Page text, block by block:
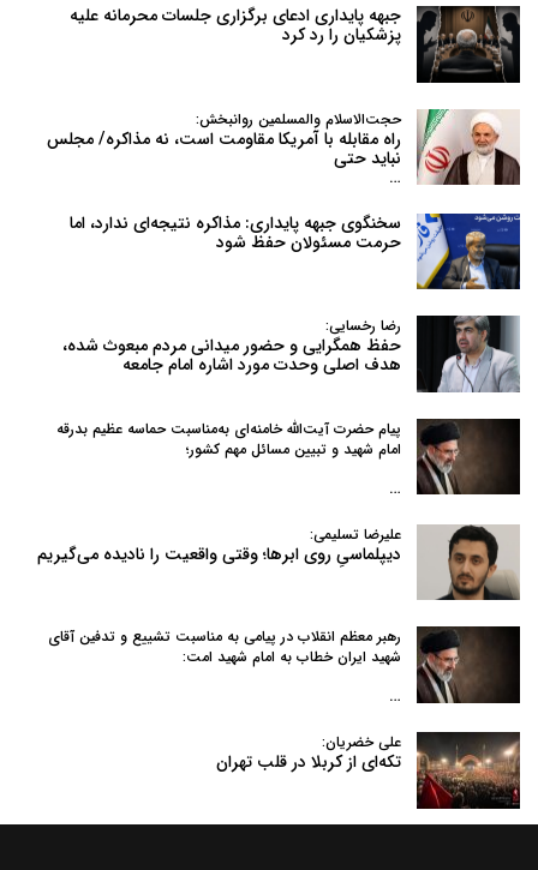
جبهه پایداری ادعای برگزاری جلسات محرمانه علیه
پزشکیان را رد کرد
حجت‌الاسلام والمسلمین روانبخش:
راه مقابله با آمریکا مقاومت است، نه مذاکره/ مجلس
نباید حتی
…
سخنگوی جبهه پایداری: مذاکره نتیجه‌ای ندارد، اما
حرمت مسئولان حفظ شود
رضا رخسایی:
حفظ همگرایی و حضور میدانی مردم مبعوث شده،
هدف اصلی وحدت مورد اشاره امام جامعه
پیام حضرت آیت‌الله خامنه‌ای به‌مناسبت حماسه عظیم بدرقه
امام شهید و تبیین مسائل مهم کشور؛
…
علیرضا تسلیمی:
دیپلماسیِ روی ابرها؛ وقتی واقعیت را نادیده می‌گیریم
رهبر معظم انقلاب در پیامی به‌ مناسبت تشییع و تدفین آقای
شهید ایران خطاب به امام شهید امت:
…
علی خضریان:
تکه‌ای از کربلا در قلب تهران